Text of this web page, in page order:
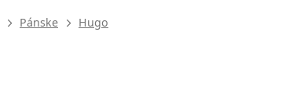
Pánske Hugo